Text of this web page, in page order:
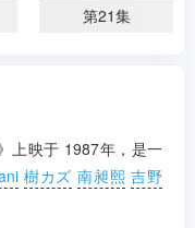
第21集
上映于 1987年，是一
樹カズ 南昶熙 吉野